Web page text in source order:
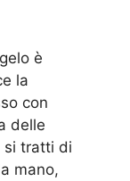
è
la
con
delle
si tratti di
mano,